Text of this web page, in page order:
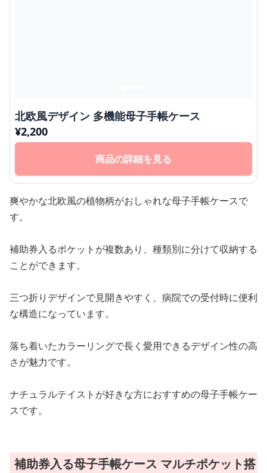
北欧風デザイン 多機能母子手帳ケース
¥2,200
商品の詳細を見る
爽やかな北欧風の植物柄がおしゃれな母子手帳ケースで
す。
補助券入るポケットが複数あり、種類別に分けて収納する
ことができます。
三つ折りデザインで見開きやすく、病院での受付時に便利
な構造になっています。
落ち着いたカラーリングで長く愛用できるデザイン性の高
さが魅力です。
ナチュラルテイストが好きな方におすすめの母子手帳ケー
スです。
補助券入る母子手帳ケース マルチポケット搭